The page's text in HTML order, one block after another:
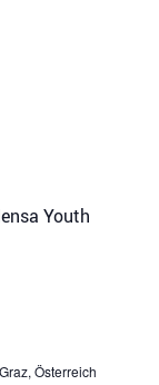
Youth
Österreich